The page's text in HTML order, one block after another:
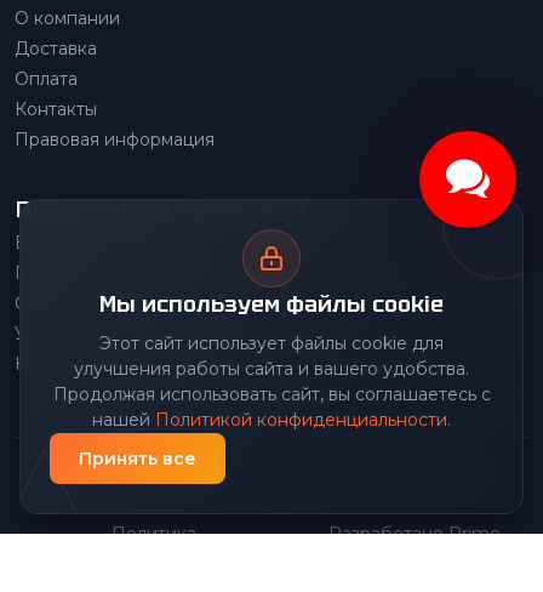
Мы используем файлы cookie
Этот сайт использует файлы cookie для
улучшения работы сайта и вашего удобства.
Продолжая использовать сайт, вы соглашаетесь с
нашей Политикой конфиденциальности.
Принять все
О компании
Доставка
Оплата
Контакты
Правовая информация
Популярные категории
Весовое оборудование
Грузоподъемное оборудование
Складское оборудование
Упаковочное оборудование
Наше производство
© 2026 Передовой Центр снабжения. Все права
Политика
Разработано Prime